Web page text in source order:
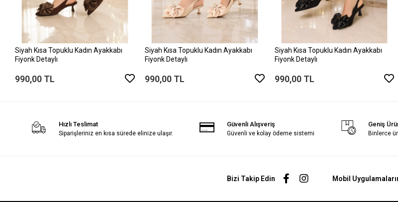
Siyah Kısa Topuklu Kadın Ayakkabı
Fiyonk Detaylı
990,00 TL
Siyah Kısa Topuklu Kadın Ayakkabı
Fiyonk Detaylı
990,00 TL
Siyah Kısa Topuklu Kadın Ayakkabı
Fiyonk Detaylı
990,00 TL
Hızlı Teslimat
Siparişleriniz en kısa sürede elinize ulaşır.
Güvenli Alışveriş
Güvenli ve kolay ödeme sistemi
Geniş
Binlerce
Bizi Takip Edin Mobil